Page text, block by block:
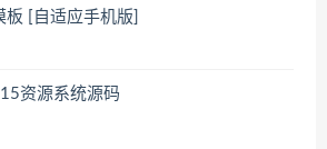
板 [自适应手机版]
资源系统源码